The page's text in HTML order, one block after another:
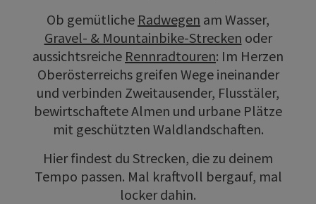
Ob gemütliche Radwegen am Wasser,
Gravel- & Mountainbike-Strecken oder
aussichtsreiche Rennradtouren: Im Herzen
Oberösterreichs greifen Wege ineinander
und verbinden Zweitausender, Flusstäler,
bewirtschaftete Almen und urbane Plätze
mit geschützten Waldlandschaften.
Hier findest du Strecken, die zu deinem
Tempo passen. Mal kraftvoll bergauf, mal
locker dahin.